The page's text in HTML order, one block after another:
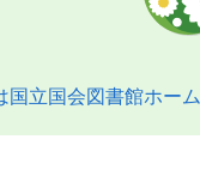
国立国会図書館ホー